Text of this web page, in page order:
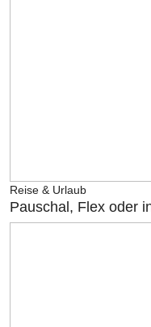
Reise & Urlaub
Pauschal, Flex oder